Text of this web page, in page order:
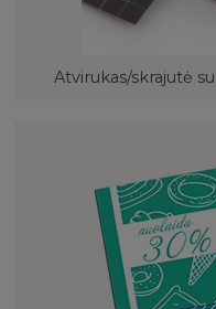
Atvirukas/skrajutė